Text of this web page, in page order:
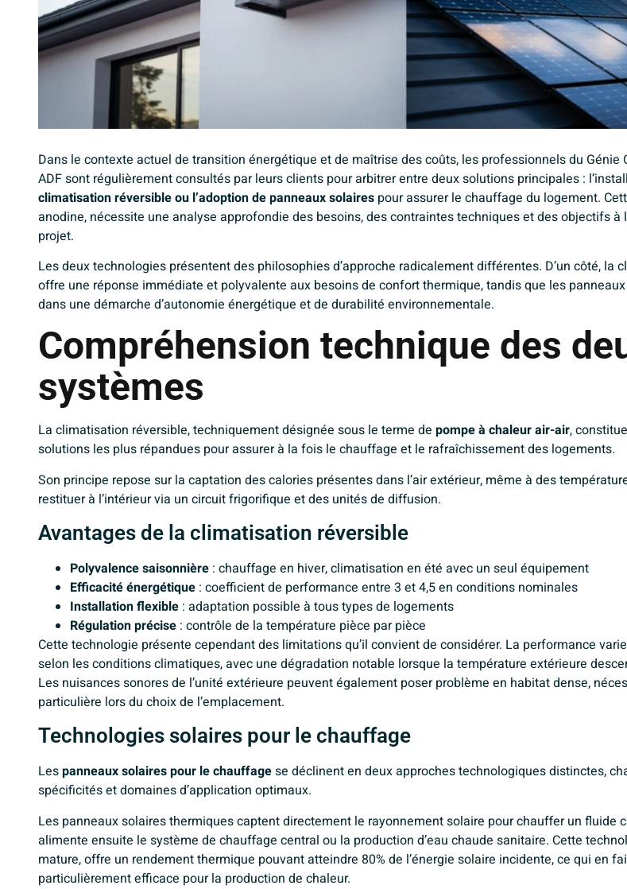
Dans le contexte actuel de transition énergétique et de maîtrise des coûts, les professionnels du Génie
ADFsont régulièrement consultés par leurs clients pour arbitrer entre deux solutions principales :
climatisation réversible ou l’adoption de panneaux solaires pour assurer le chauffage du logement.
anodine, nécessite une analyse approfondie des besoins, des contraintes techniques et des objectifs à
projet.
Les deux technologies présentent des philosophies d’approche radicalement différentes. D’un côté, la
offre une réponse immédiate et polyvalente aux besoins de confort thermique, tandis que les
dans une démarche d’autonomie énergétique et de durabilité environnementale.
Compréhension technique des
systèmes
La climatisation réversible, techniquement désignée sous le terme de pompe à chaleur air-air,
solutions les plus répandues pour assurer à la fois le chauffage et le rafraîchissement des logements.
Son principe repose sur la captation des calories présentes dans l’air extérieur, même à des
restituer à l’intérieur via un circuit frigorifique et des unités de diffusion.
Avantages de la climatisation réversible
Polyvalence saisonnière : chauffage en hiver, climatisation en été avec un seul équipement
Efficacité énergétique : coefficient de performance entre 3 et 4,5 en conditions nominales
Installation flexible : adaptation possible à tous types de logements
Régulation précise : contrôle de la température pièce par pièce
Cette technologie présente cependant des limitations qu’il convient de considérer. La performance
selon les conditions climatiques, avec une dégradation notable lorsque la température extérieure
Les nuisances sonores de l’unité extérieure peuvent également poser problème en habitat dense,
particulière lors du choix de l’emplacement.
Technologies solaires pour le chauffage
Lespanneaux solaires pour le chauffagese déclinent en deux approches technologiques distinctes,
spécificités et domaines d’application optimaux.
Les panneaux solaires thermiques captent directement le rayonnement solaire pour chauffer un fluide
alimente ensuite le système de chauffage central ou la production d’eau chaude sanitaire. Cette
mature, offre un rendement thermique pouvant atteindre 80% de l’énergie solaire incidente, ce qui en
particulièrement efficace pour la production de chaleur.